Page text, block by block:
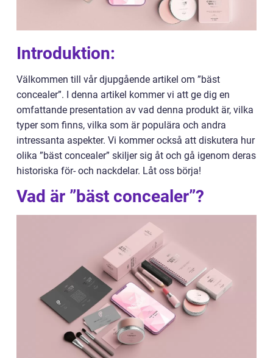
Introduktion:
Välkommen till vår djupgående artikel om ”bäst
concealer”. I denna artikel kommer vi att ge dig en
omfattande presentation av vad denna produkt är, vilka
typer som finns, vilka som är populära och andra
intressanta aspekter. Vi kommer också att diskutera hur
olika ”bäst concealer” skiljer sig åt och gå igenom deras
historiska för- och nackdelar. Låt oss börja!
Vad är ”bäst concealer”?